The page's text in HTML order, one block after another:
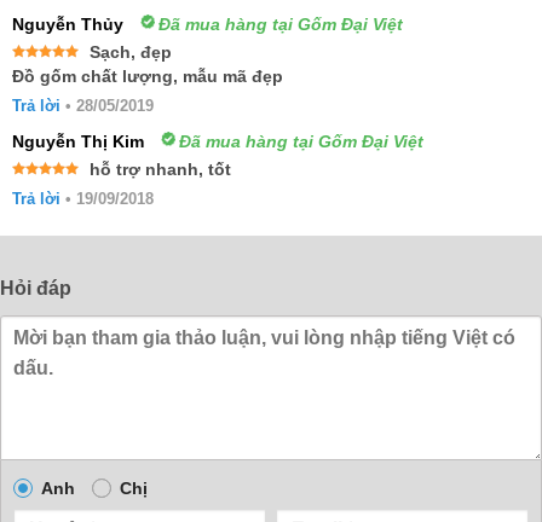
Nguyễn Thủy Đã mua hàng tại Gốm Đại Việt
Được xếp
hạng55
sao
Sạch, đẹp
Đồ gốm chất lượng, mẫu mã đẹp
Trả lời • 28/05/2019
Nguyễn Thị Kim Đã mua hàng tại Gốm Đại Việt
hạng55
hỗ trợ nhanh, tốt
Trả lời • 19/09/2018
Hỏi đáp
Anh Chị